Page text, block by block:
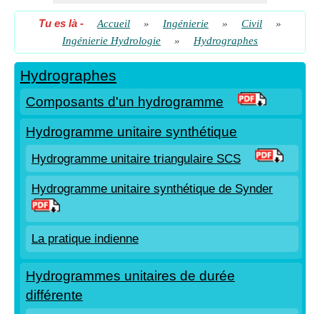
Tu es là - Accueil » Ingénierie » Civil
»
Ingénierie Hydrologie
» Hydrographes
Hydrographes
Composants d'un hydrogramme
Hydrogramme unitaire synthétique
Hydrogramme unitaire triangulaire SCS
Hydrogramme unitaire synthétique de Synder
La pratique indienne
Hydrogrammes unitaires de durée
différente